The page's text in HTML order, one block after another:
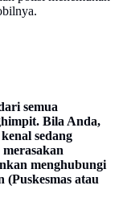
semua
Bila Anda,
sedang
menghubungi
(Puskesmas atau